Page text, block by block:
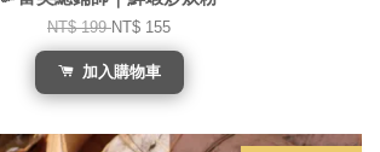
NT$ 199NT$ 155
加入購物車